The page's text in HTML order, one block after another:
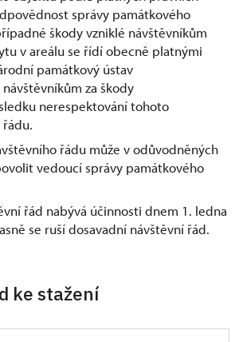
správy památkového
škody vzniklé návštěvníkům
v areálu se řídí obecně platnými
památkový ústav
za škody
nerespektování tohoto
řádu může v odůvodněných
vedoucí správy památkového
řád nabývá účinnosti dnem 1. ledna
se ruší dosavadní návštěvní řád.
ke stažení